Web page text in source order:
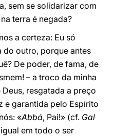
sem se solidarizar com
terra é negada?
a certeza: Eu só
do outro, porque antes
De poder, de fama, de
– a troco da minha
resgatada a preço
e garantida pelo Espírito
«Abbá, Pai!» (cf. Gal
em todo o ser